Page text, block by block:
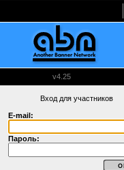
v4.25
Вход для участников
E-mail:
Пароль: